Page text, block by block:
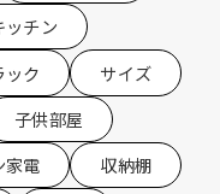
ッチン
ク
サイズ
子供部屋
家電
収納棚